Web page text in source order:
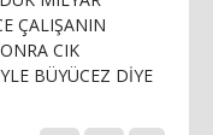
ÇALIŞANIN
CIK
BÜYÜCEZ DİYE